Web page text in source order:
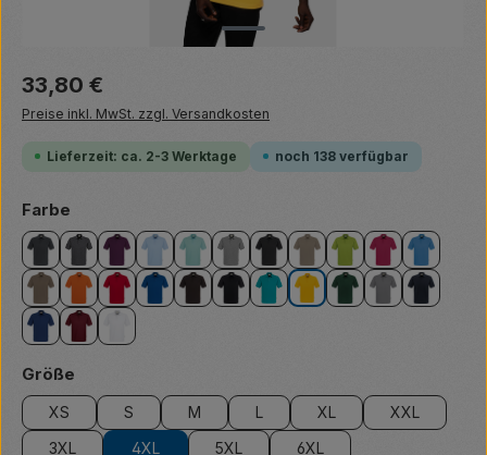
Regulärer Preis:
33,80 €
Preise inkl. MwSt. zzgl. Versandkosten
Lieferzeit: ca. 2-3 Werktage noch 138 verfügbar
Farbe
anthrazitanthrazit meliert
aubergine
eisblaueisgrüngrau meliert
karbongrau
khakikiwi magenta
nougatorangerot royalblauschokolade
schwarzsmaragdsonnetannetitan tinte
ultramarinblau
weinrotweiß
Größe
XS S M L XL
XXL
3XL
4XL 5XL 6XL